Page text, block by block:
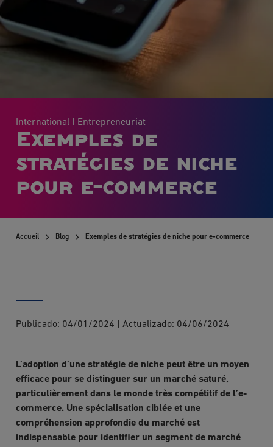
International | Entrepreneuriat
Exemples de
stratégies de niche
pour e-commerce
Accueil Blog Exemples de stratégies de niche pour e-commerce
Publicado: 04/01/2024 Actualizado: 04/06/2024
L’adoption d’une stratégie de niche peut être un moyen
efficace pour se distinguer sur un marché saturé,
particulièrement dans le monde très compétitif de l’e-
commerce. Une spécialisation ciblée et une
compréhension approfondie du marché est
indispensable pour identifier un segment de marché